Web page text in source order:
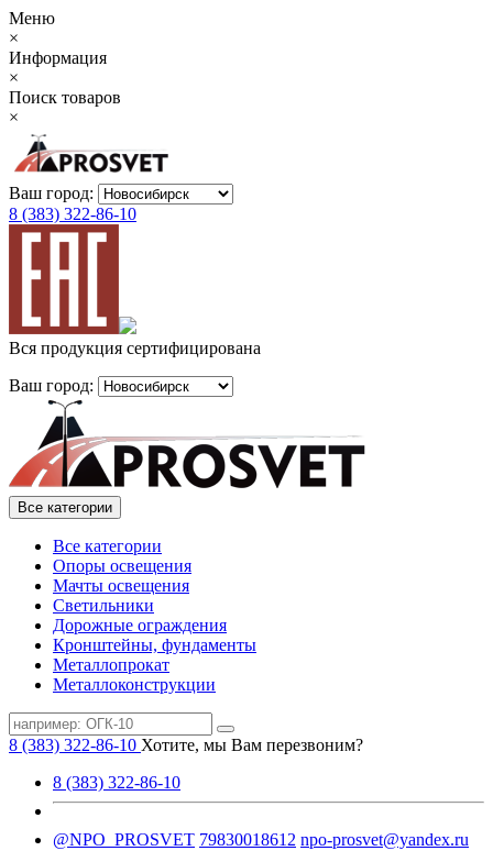
Меню
×
Информация
×
Поиск товаров
×
Ваш город:
8 (383) 322-86-10
Вся продукция сертифицирована
Ваш город:
Все категории
Все категории
Опоры освещения
Мачты освещения
Светильники
Дорожные ограждения
Кронштейны, фундаменты
Металлопрокат
Металлоконструкции
8 (383) 322-86-10 Хотите, мы Вам перезвоним?
8 (383) 322-86-10
@NPO_PROSVET 79830018612 npo-prosvet@yandex.ru